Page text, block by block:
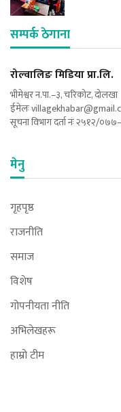
सम्पर्क ठेगाना
रोल्वालिङ मिडिया प्रा.लि.
भीमेश्वर न.पा.–३, चरिकोट, दोलखा
ईमेलः
सूचना विभाग दर्ता नंः २५१२/
मेनु
गृहपृष्ठ
राजनीति
समाज
विशेष
गोपनीयता नीति
अभिलेखहरू
हाम्रो टीम